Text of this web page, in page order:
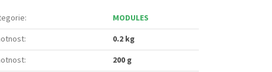
:
MODULES
:
0.2 kg
:
200 g